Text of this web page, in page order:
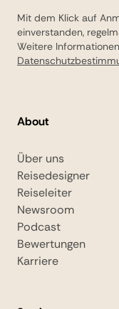
Mit dem Klick auf
einverstanden,
Weitere
About
Über uns
Reisedesigner
Reiseleiter
Newsroom
Podcast
Bewertungen
Karriere